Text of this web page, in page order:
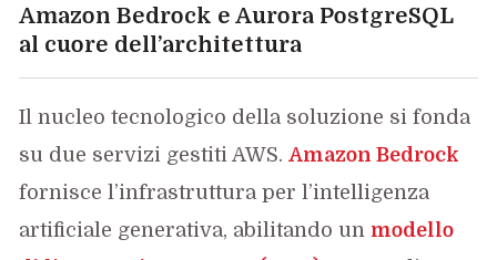
Amazon Bedrock e Aurora PostgreSQL
al cuore dell’architettura
Il nucleo tecnologico della soluzione si fonda
su due servizi gestiti AWS.Amazon Bedrock
fornisce l’infrastruttura per l’intelligenza
artificiale generativa, abilitando un modello